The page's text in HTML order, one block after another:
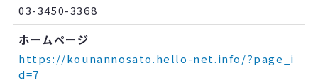
03-3450-3368
ホームページ
https://kounannosato.hello-net.info/?page_i
d=7